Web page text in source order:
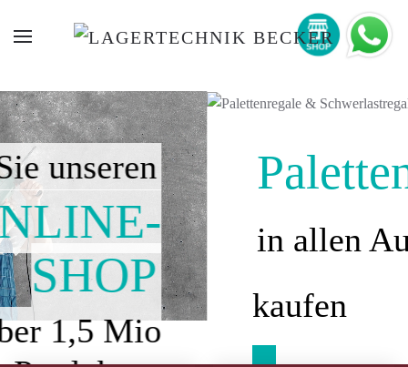
Palettenregale
in allen Ausführungen
kaufen